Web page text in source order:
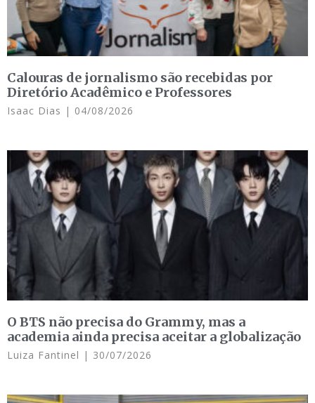
Calouras de jornalismo são recebidas por
Diretório Acadêmico e Professores
Isaac Dias 04/08/2026
O BTS não precisa do Grammy, mas a
academia ainda precisa aceitar a globalização
Luiza Fantinel 30/07/2026